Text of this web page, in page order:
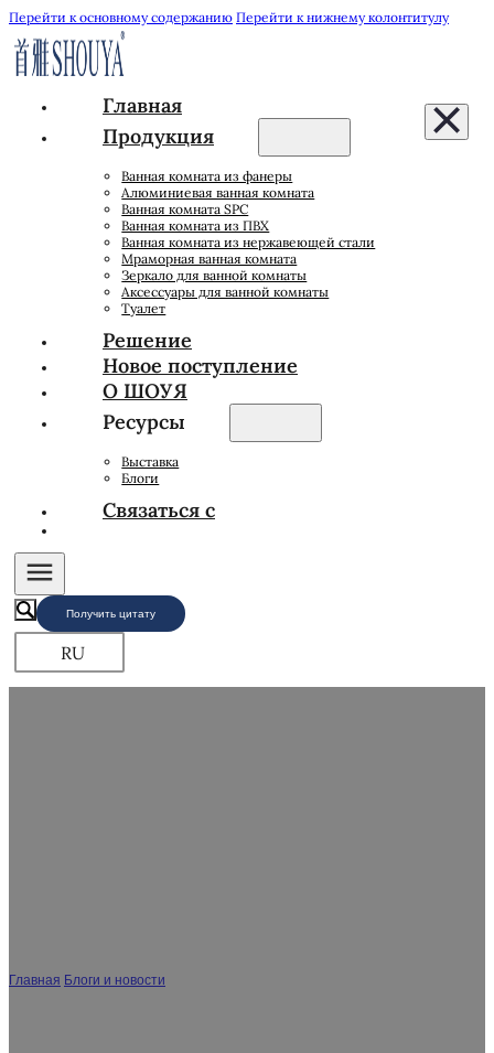
Перейти к основному содержанию Перейти к нижнему колонтитулу
Главная
Продукция
Ванная комната из фанеры
Алюминиевая ванная комната
Ванная комната SPC
Ванная комната из ПВХ
Ванная комната из нержавеющей стали
Мраморная ванная комната
Зеркало для ванной комнаты
Аксессуары для ванной комнаты
Туалет
Решение
Новое поступление
О ШОУЯ
Ресурсы
Выставка
Блоги
Связаться с
Получить цитату
RU
Главная Блоги и новости